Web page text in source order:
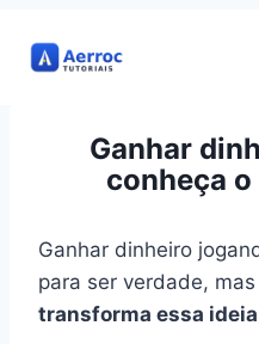
para
Ganhar
conheça o
Ganhar dinheiro
para ser verdade, mas
transforma essa